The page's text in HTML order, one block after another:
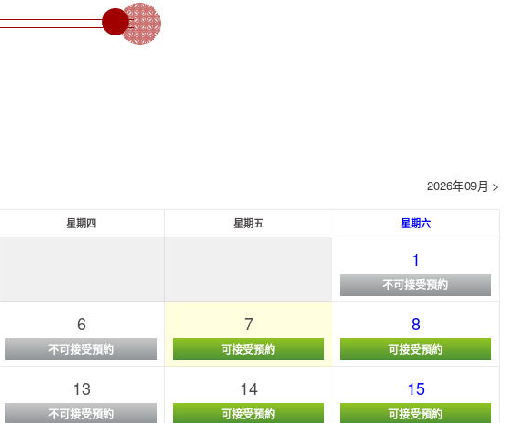
2026年09月 >
星期四 星期五 星期六
1
不可接受預約
6
不可接受預約
7
可接受預約
8
可接受預約
13
不可接受預約
14
可接受預約
15
可接受預約